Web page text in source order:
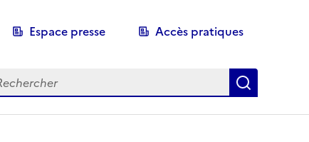
Espace presse Accès pratiques